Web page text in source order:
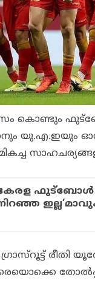
കൊണ്ടും
യു.എ.ഇയും
ഫുട്‌ബോള്‍
രീതി